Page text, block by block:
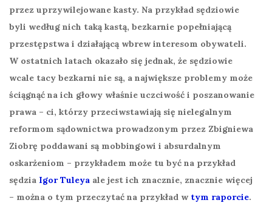
przez uprzywilejowane kasty. Na przykład sędziowie
byli według nich taką kastą, bezkarnie popełniającą
przestępstwa i działającą wbrew interesom obywateli.
W ostatnich latach okazało się jednak, że sędziowie
wcale tacy bezkarni nie są, a największe problemy może
ściągnąć na ich głowy właśnie uczciwość i poszanowanie
prawa – ci, którzy przeciwstawiają się nielegalnym
reformom sądownictwa prowadzonym przez Zbigniewa
Ziobrę poddawani są mobbingowi i absurdalnym
oskarżeniom – przykładem może tu być na przykład
sędzia Igor Tuleya ale jest ich znacznie, znacznie więcej
– można o tym przeczytać na przykład w tym raporcie.